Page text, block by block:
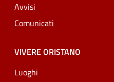
Avvisi
Comunicati
VIVERE ORISTANO
Luoghi